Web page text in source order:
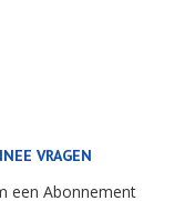
VRAGEN
een Abonnement